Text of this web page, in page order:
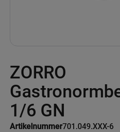
ZORRO
1/6 GN
Artikelnummer701.049.XXX-6
to
the
beginning
of
images
gallery